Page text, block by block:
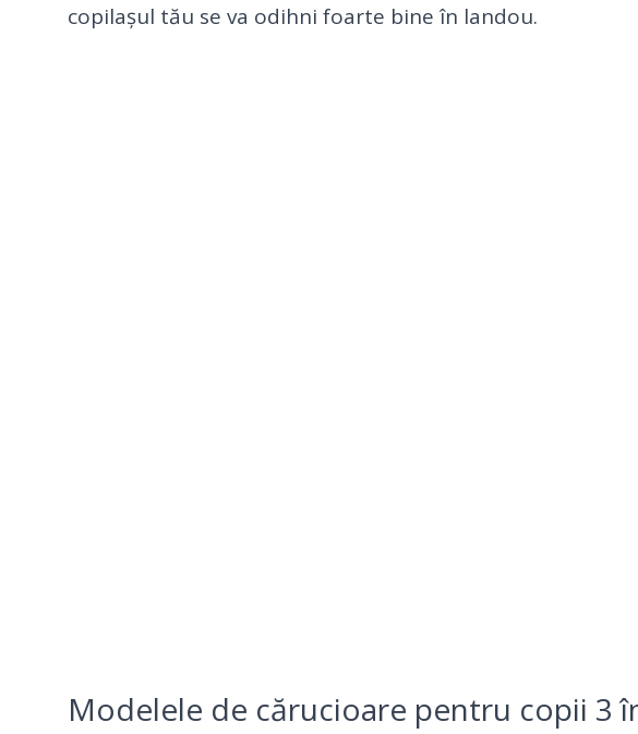
copilașul tău se va odihni foarte bine în landou.
Modelele de cărucioare pentru copii 3